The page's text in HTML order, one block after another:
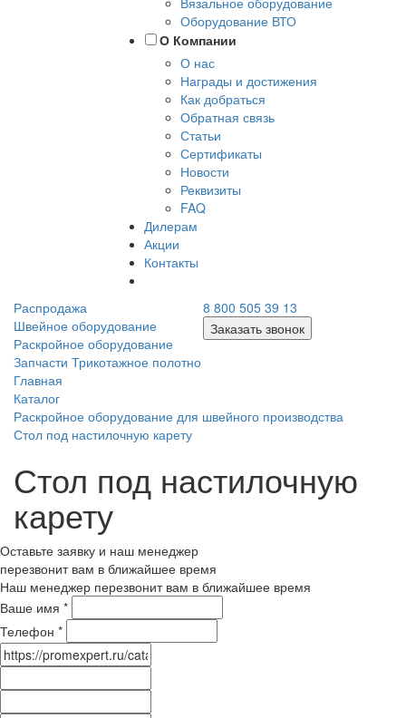
Оборудование ВТО
О Компании
О нас
Награды и достижения
Как добраться
Обратная связь
Статьи
Сертификаты
Новости
Реквизиты
FAQ
Дилерам
Акции
Контакты
Распродажа
Швейное оборудование
Раскройное оборудование
Запчасти Трикотажное полотно
8 800 505 39 13
Заказать звонок
Главная
Каталог
Раскройное оборудование для швейного производства
Стол под настилочную карету
Стол под настилочную
карету
Оставьте заявку и наш менеджер
перезвонит вам в ближайшее время
Наш менеджер перезвонит вам в ближайшее время
Ваше имя *
Телефон *